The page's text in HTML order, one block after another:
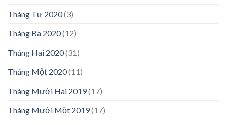
Tháng Tư 2020(3)
Tháng Ba 2020(12)
Tháng Hai 2020(31)
Tháng Một 2020(11)
Tháng Mười Hai 2019(17)
Tháng Mười Một 2019(17)